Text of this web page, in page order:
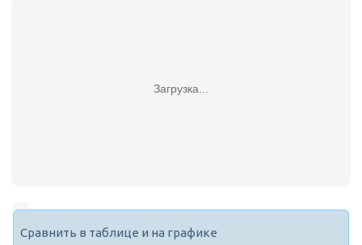
Загрузка...
Сравнить в таблице и на графике